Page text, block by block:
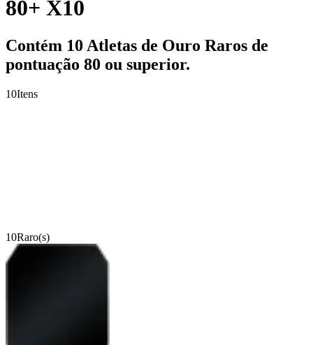
80+ X10
Contém 10 Atletas de Ouro Raros de
pontuação 80 ou superior.
10Itens
10Raro(s)